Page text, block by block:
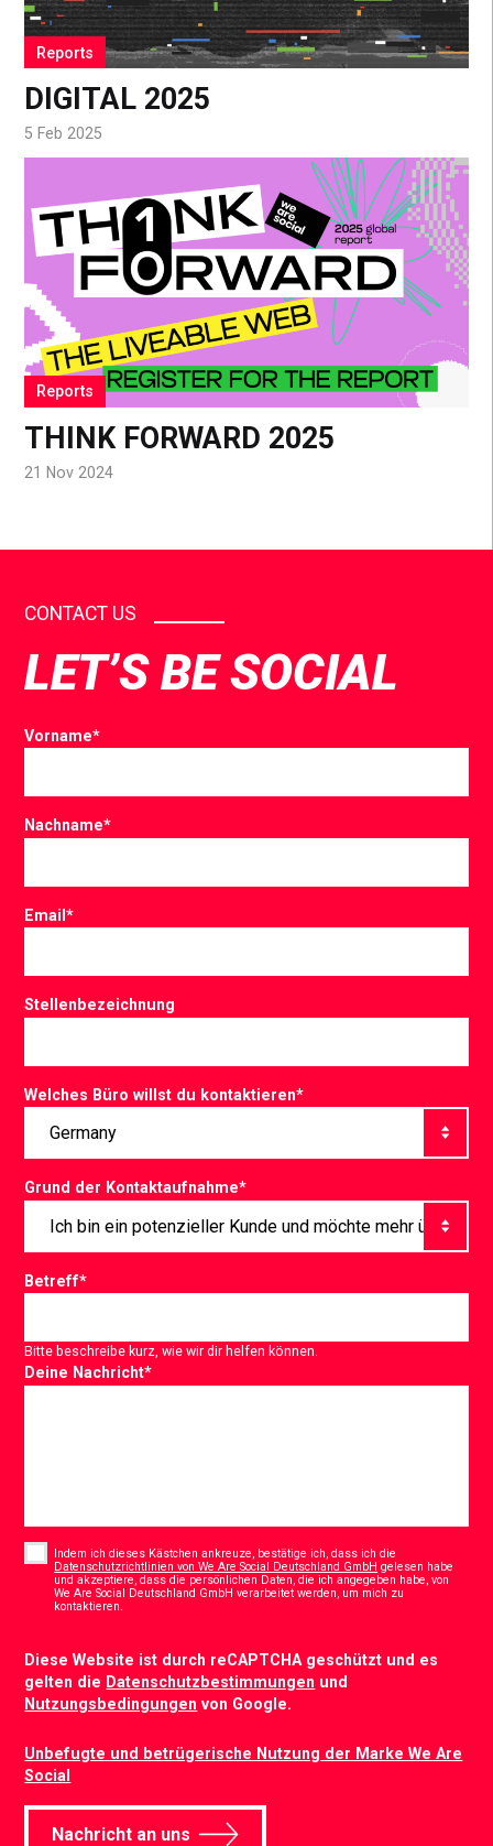
Reports
DIGITAL 2025
5 Feb 2025
Reports
THINK FORWARD 2025
21 Nov 2024
CONTACT US
LET’S BE SOCIAL
Vorname*
Nachname*
Email*
Stellenbezeichnung
Welches Büro willst du kontaktieren*
Grund der Kontaktaufnahme*
Betreff*
Bitte beschreibe kurz, wie wir dir helfen können.
Deine Nachricht*
Indem ich dieses Kästchen ankreuze, bestätige ich, dass ich die
Datenschutzrichtlinien von We Are Social Deutschland GmbH gelesen habe
und akzeptiere, dass die persönlichen Daten, die ich angegeben habe, von
We Are Social Deutschland GmbH verarbeitet werden, um mich zu
kontaktieren.
Diese Website ist durch reCAPTCHA geschützt und es
gelten die Datenschutzbestimmungen und
Nutzungsbedingungen von Google.
Unbefugte und betrügerische Nutzung der Marke We Are
Social
Nachricht an uns